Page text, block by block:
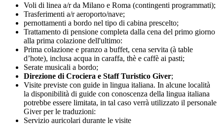
Voli di linea a/r da Milano e Roma (contingenti programmati);
Trasferimenti a/r aeroporto/nave;
pernottamenti a bordo nel tipo di cabina prescelto;
Trattamento di pensione completa dalla cena del primo giorno
alla prima colazione dell'ultimo:
Prima colazione e pranzo a buffet, cena servita (à table
d’hote), inclusa acqua in caraffa, thè e caffè ai pasti;
Serate musicali a bordo;
Direzione di Crociera e Staff Turistico Giver;
Visite previste con guide in lingua italiana. In alcune località
la disponibilità di guide con conoscenza della lingua italiana
potrebbe essere limitata, in tal caso verrà utilizzato il personale
Giver per le traduzioni:
Servizio auricolari durante le visite